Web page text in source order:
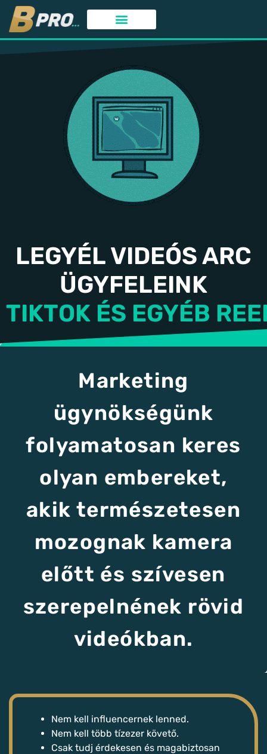
LEGYÉL VIDEÓS ARC
ÜGYFELEINK
TIKTOK ÉS EGYÉB
Marketing
ügynökségünk
folyamatosan keres
olyan embereket,
akik természetesen
mozognak kamera
előtt és szívesen
szerepelnének rövid
videókban.
Nem kell influencernek lenned.
Nem kell több tízezer követő.
Csak tudj érdekesen és magabiztosan